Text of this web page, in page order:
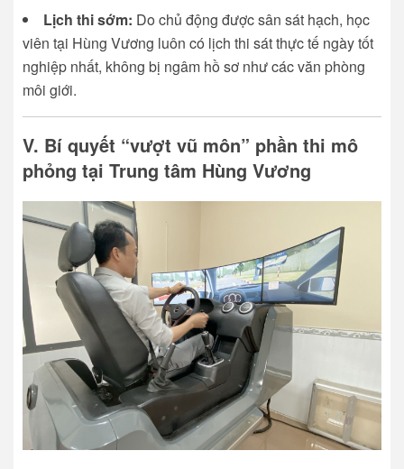
Lịch thi sớm: Do chủ động được sân sát hạch, học
viên tại Hùng Vương luôn có lịch thi sát thực tế ngày tốt
nghiệp nhất, không bị ngâm hồ sơ như các văn phòng
môi giới.
V. Bí quyết “vượt vũ môn” phần thi mô
phỏng tại Trung tâm Hùng Vương